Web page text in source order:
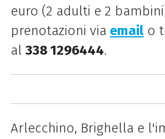
euro (2 adulti e 2
prenotazioni via emailo
al 338 1296444.
Arlecchino, Brighella e